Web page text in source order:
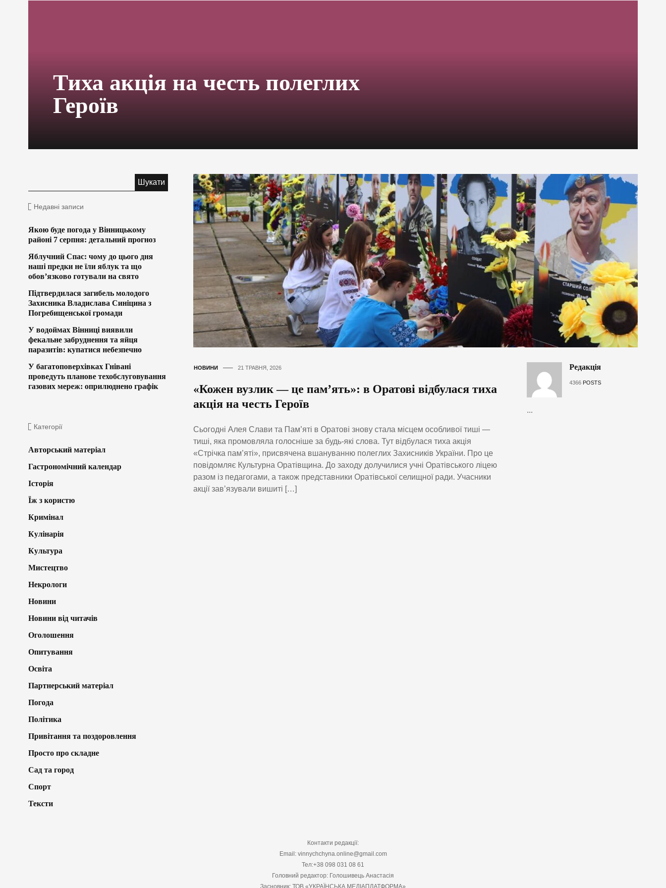
Тиха акція на честь полеглих
Героїв
НОВИНИ 21 ТРАВНЯ, 2026
«Кожен вузлик — це пам’ять»: в Оратові відбулася тиха
акція на честь Героїв
Сьогодні Алея Слави та Пам’яті в Оратові знову стала місцем особливої тиші —
тиші, яка промовляла голосніше за будь-які слова. Тут відбулася тиха акція
«Стрічка пам’яті», присвячена вшануванню полеглих Захисників України. Про це
повідомляє Культурна Оратівщина. До заходу долучилися учні Оратівського ліцею
разом із педагогами, а також представники Оратівської селищної ради. Учасники
акції зав’язували вишиті […]
Редакція
4366 POSTS
...
Недавні записи
Якою буде погода у Вінницькому
районі 7 серпня: детальний прогноз
Яблучний Спас: чому до цього дня
наші предки не їли яблук та що
обов’язково готували на свято
Підтвердилася загибель молодого
Захисника Владислава Синіцина з
Погребищенської громади
У водоймах Вінниці виявили
фекальне забруднення та яйця
паразитів: купатися небезпечно
У багатоповерхівках Гнівані
проведуть планове техобслуговування
газових мереж: оприлюднено графік
Категорії
Авторський матеріал
Гастрономічний календар
Історія
Їж з користю
Кримінал
Кулінарія
Культура
Мистецтво
Некрологи
Новини
Новини від читачів
Оголошення
Опитування
Освіта
Партнерський матеріал
Погода
Політика
Привітання та поздоровлення
Просто про складне
Сад та город
Спорт
Тексти
Контакти редакції:
Email: vinnychchyna.online@gmail.com
Тел:+38 098 031 08 61
Головний редактор: Голошивець Анастасія
Засновник: ТОВ «УКРАЇНСЬКА МЕДІАПЛАТФОРМА»